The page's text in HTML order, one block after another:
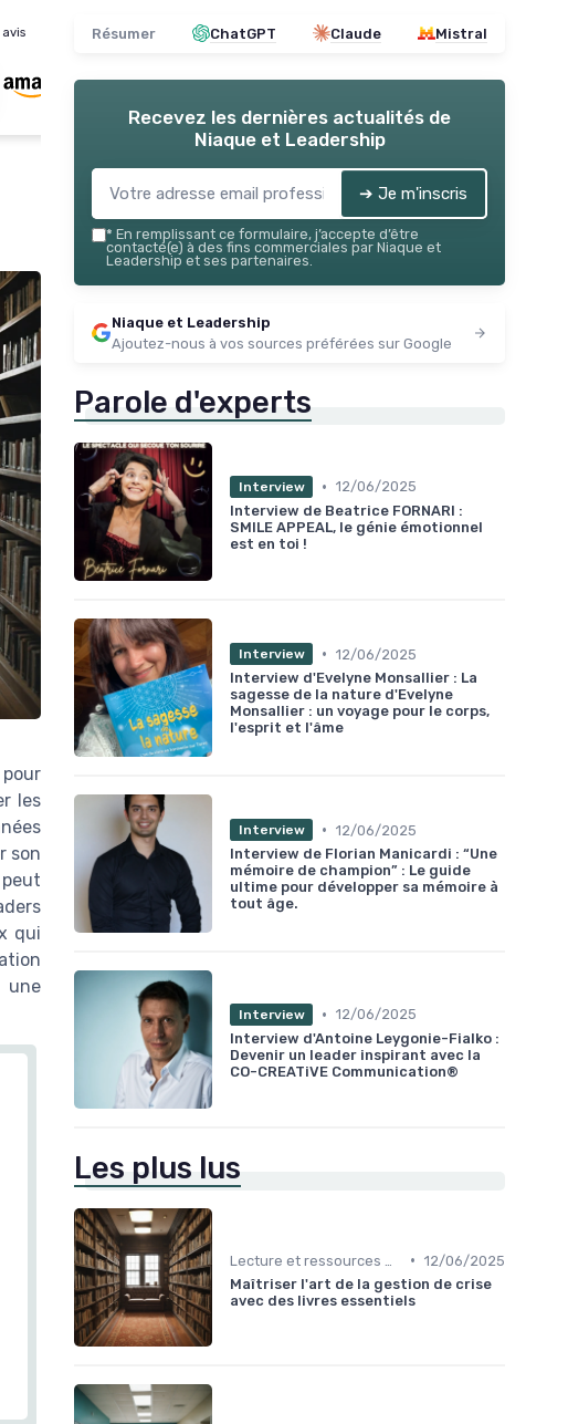
avis
exercice
les
son
peut
qui
une
Résumer ChatGPT Claude Mistral
Recevez les dernières actualités de
Niaque et Leadership
➔ Je m'inscris
* En remplissant ce formulaire, j’accepte d’être
contacté(e) à des fins commerciales par Niaque et
Leadership et ses partenaires.
Niaque et Leadership
Ajoutez-nous à vos sources préférées sur Google
Parole d'experts
Interview • 12/06/2025
Interview de Beatrice FORNARI :
SMILE APPEAL, le génie émotionnel
est en toi !
Interview • 12/06/2025
Interview d'Evelyne Monsallier : La
sagesse de la nature d'Evelyne
Monsallier : un voyage pour le corps,
l'esprit et l'âme
Interview • 12/06/2025
Interview de Florian Manicardi : “Une
mémoire de champion” : Le guide
ultime pour développer sa mémoire à
tout âge.
Interview • 12/06/2025
Interview d'Antoine Leygonie-Fialko :
Devenir un leader inspirant avec la
CO-CREATiVE Communication®
Les plus lus
• 12/06/2025
Maîtriser l'art de la gestion de crise
avec des livres essentiels